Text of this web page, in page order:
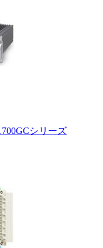
シリーズ